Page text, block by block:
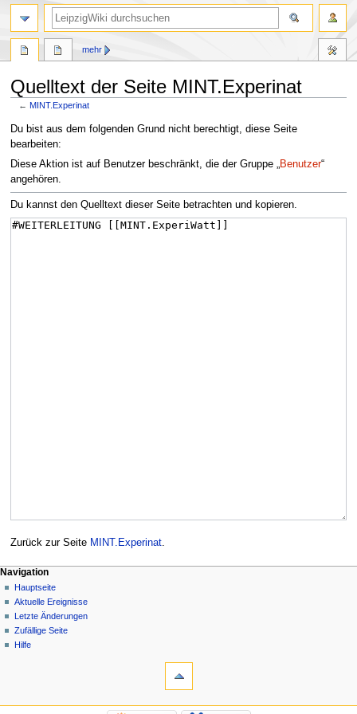
Quelltext der Seite MINT.Experinat
←MINT.Experinat
Zur
Navigation
springen
Zur
Suche
springen
Du bist aus dem folgenden Grund nicht berechtigt, diese Seite
bearbeiten:
Diese Aktion ist auf Benutzer beschränkt, die der Gruppe „Benutzer“
angehören.
Du kannst den Quelltext dieser Seite betrachten und kopieren.
Zurück zur Seite MINT.Experinat.
mehr
Navigation
Hauptseite
Aktuelle Ereignisse
Letzte Änderungen
Zufällige Seite
Hilfe